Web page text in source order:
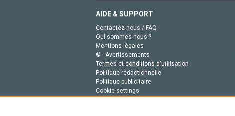
AIDE & SUPPORT
Contactez-nous / FAQ
Qui sommes-nous ?
Mentions légales
© - Avertissements
Termes et conditions d'utilisation
Politique rédactionnelle
Politique publicitaire
Cookie settings